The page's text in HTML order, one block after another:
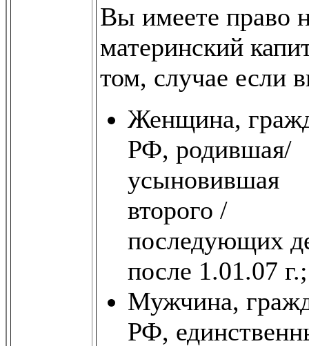
Вы имеете право
материнский
том, случае если
Женщина,
РФ, родившая/
усыновившая
второго /
последующих
после 1.01.07
Мужчина,
РФ,